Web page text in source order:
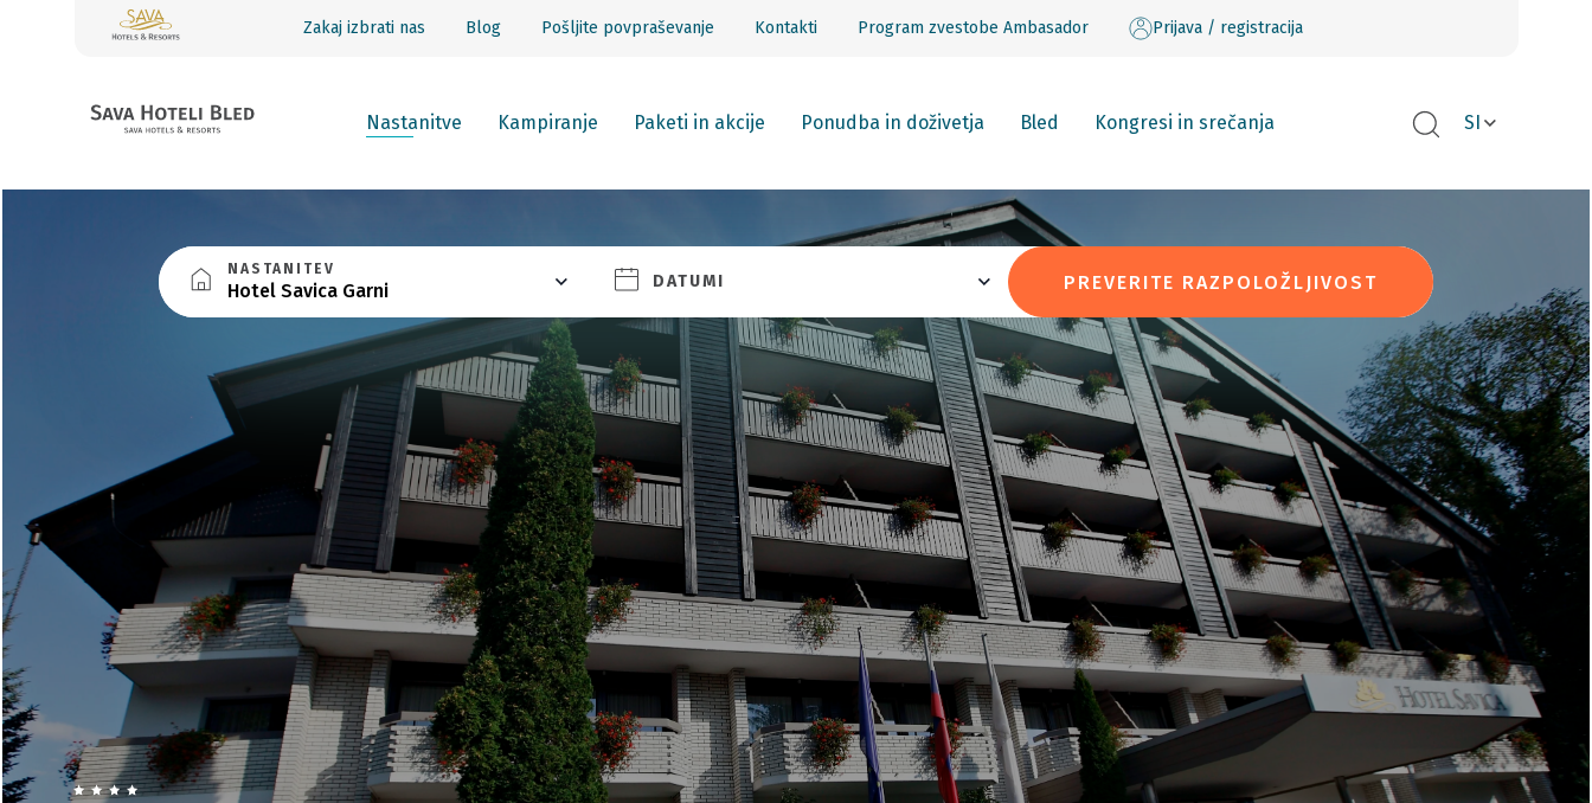
Zakaj izbrati nas Blog Pošljite povpraševanje Kontakti Program zvestobe Ambasador Prijava / registracija
Nastanitve Kampiranje Paketi in akcije Ponudba in doživetja Bled Kongresi in srečanja SI
NASTANITEV
Hotel Savica Garni DATUMI PREVERITE RAZPOLOŽLJIVOST